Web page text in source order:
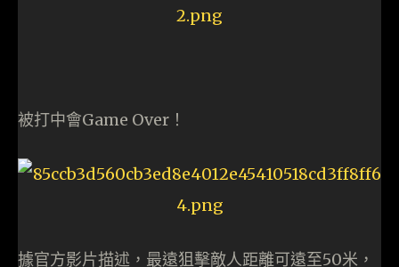
被打中會Game Over！
據官方影片描述，最遠狙擊敵人距離可遠至50米，